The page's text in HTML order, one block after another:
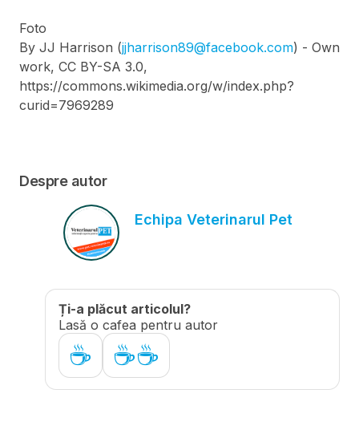
Foto
By JJ Harrison (jjharrison89@facebook.com) - Own
work, CC BY-SA 3.0,
https://commons.wikimedia.org/w/index.php?
curid=7969289
Despre autor
Echipa Veterinarul Pet
Ți-a plăcut articolul?
Lasă o cafea pentru autor
☕ ☕☕